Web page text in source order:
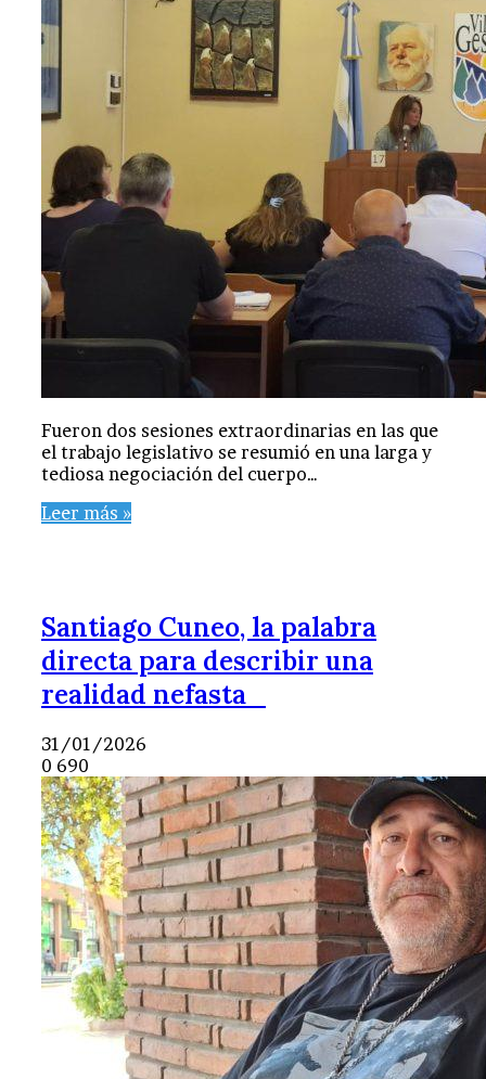
Fueron dos sesiones extraordinarias en las que
el trabajo legislativo se resumió en una larga y
tediosa negociación del cuerpo…
Leer más »
Santiago Cuneo, la palabra
directa para describir una
realidad nefasta
31/01/2026
0 690